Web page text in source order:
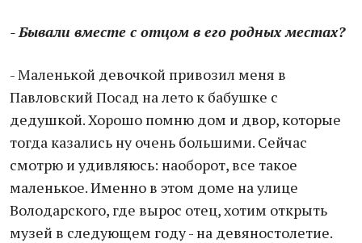
- Бывали вместе с отцом в его родных местах?
- Маленькой девочкой привозил меня в
Павловский Посад на лето к бабушке с
дедушкой. Хорошо помню дом и двор, которые
тогда казались ну очень большими. Сейчас
смотрю и удивляюсь: наоборот, все такое
маленькое. Именно в этом доме на улице
Володарского, где вырос отец, хотим открыть
музей в следующем году - на девяностолетие.